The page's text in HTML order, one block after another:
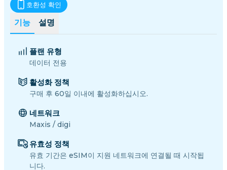
기능 설명
호환성 확인
플랜 유형
데이터 전용
활성화 정책
구매 후 60일 이내에 활성화하십시오.
네트워크
Maxis / digi
유효성 정책
유효 기간은 eSIM이 지원 네트워크에 연결될 때 시작됩
니다.